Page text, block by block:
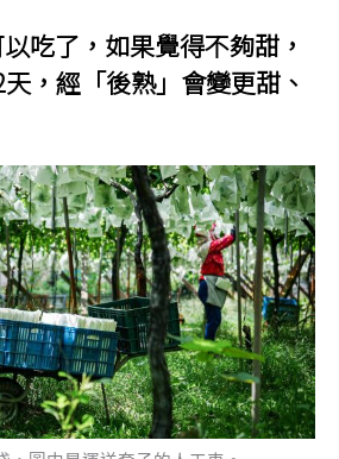
吃了，如果覺得不夠甜，
，經「後熟」會變更甜、